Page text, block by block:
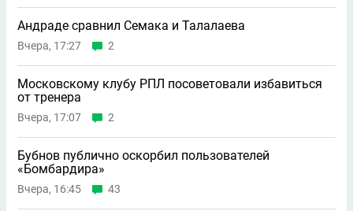
Андраде сравнил Семака и Талалаева
Вчера, 17:27 2
Московскому клубу РПЛ посоветовали избавиться
от тренера
Вчера, 17:07 2
Бубнов публично оскорбил пользователей
«Бомбардира»
Вчера, 16:45 43